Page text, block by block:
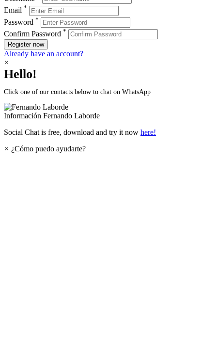
Email *
Password *
Confirm Password *
Register now
Already have an account?
×
Hello!
Click one of our contacts below to chat on WhatsApp
Información Fernando Laborde
Social Chat is free, download and try it now here!
× ¿Cómo puedo ayudarte?